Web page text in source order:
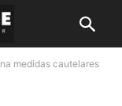
medidas cautelares